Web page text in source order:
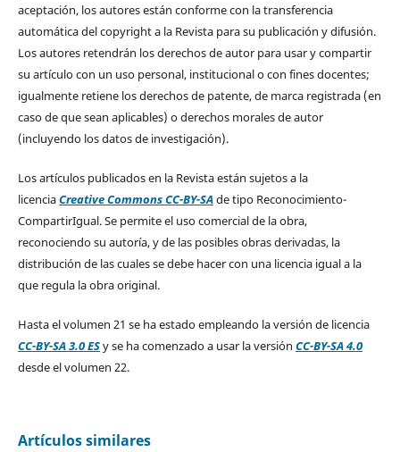
aceptación, los autores están conforme con la transferencia
automática del copyright a la Revista para su publicación y difusión.
Los autores retendrán los derechos de autor para usar y compartir
su artículo con un uso personal, institucional o con fines docentes;
igualmente retiene los derechos de patente, de marca registrada (en
caso de que sean aplicables) o derechos morales de autor
(incluyendo los datos de investigación).
Los artículos publicados en la Revista están sujetos a la
licenciaCreative Commons CC-BY-SAde tipo Reconocimiento-
CompartirIgual. Se permite el uso comercial de la obra,
reconociendo su autoría, y de las posibles obras derivadas, la
distribución de las cuales se debe hacer con una licencia igual a la
que regula la obra original.
Hasta el volumen 21 se ha estado empleando la versión de licencia
CC-BY-SA 3.0 ESy se ha comenzado a usar la versión CC-BY-SA 4.0
desde el volumen 22.
Artículos similares